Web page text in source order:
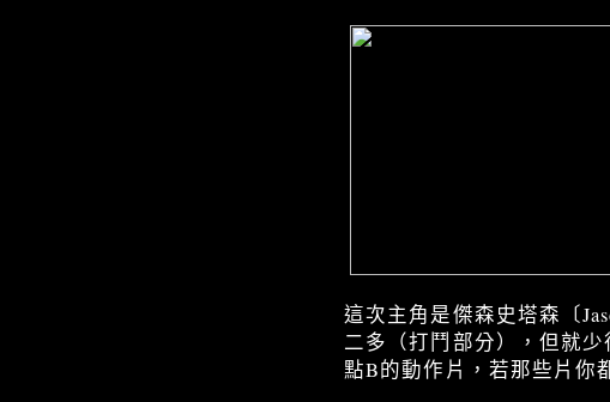
這次主角是傑森史塔森〔
二多（打鬥部分），但就
點B的動作片，若那些片你